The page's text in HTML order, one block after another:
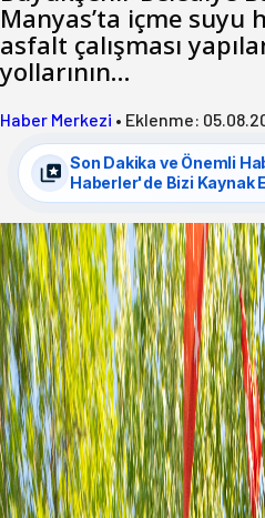
Manyas’ta içme suyu
asfalt çalışması
yollarının…
Haber Merkezi • Eklenme:
Son Dakika ve Önemli
Haberler'de Bizi Kaynak